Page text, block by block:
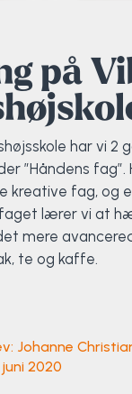
på
har vi 2
”Håndens fag”.
kreative fag, og
lærer vi at
mere
te og kaffe.
Johanne
2020